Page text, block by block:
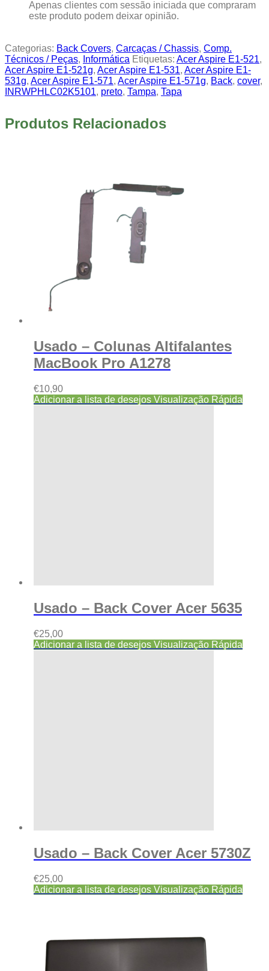
Apenas clientes com sessão iniciada que compraram
este produto podem deixar opinião.
Categorias: Back Covers, Carcaças / Chassis, Comp.
Técnicos / Peças, Informática Etiquetas: Acer Aspire E1-521,
Acer Aspire E1-521g, Acer Aspire E1-531, Acer Aspire E1-
531g, Acer Aspire E1-571, Acer Aspire E1-571g, Back, cover,
INRWPHLC02K5101, preto, Tampa, Tapa
Produtos Relacionados
Usado – Colunas Altifalantes
MacBook Pro A1278
€10,90
Adicionar a lista de desejos Visualização Rápida
Usado – Back Cover Acer 5635
€25,00
Adicionar a lista de desejos Visualização Rápida
Usado – Back Cover Acer 5730Z
€25,00
Adicionar a lista de desejos Visualização Rápida